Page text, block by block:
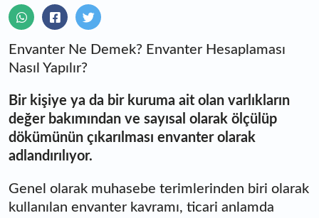
Envanter Ne Demek? Envanter Hesaplaması
Nasıl Yapılır?
Bir kişiye ya da bir kuruma ait olan varlıkların
değer bakımından ve sayısal olarak ölçülüp
dökümünün çıkarılması envanter olarak
adlandırılıyor.
Genel olarak muhasebe terimlerinden biri olarak
kullanılan envanter kavramı, ticari anlamda